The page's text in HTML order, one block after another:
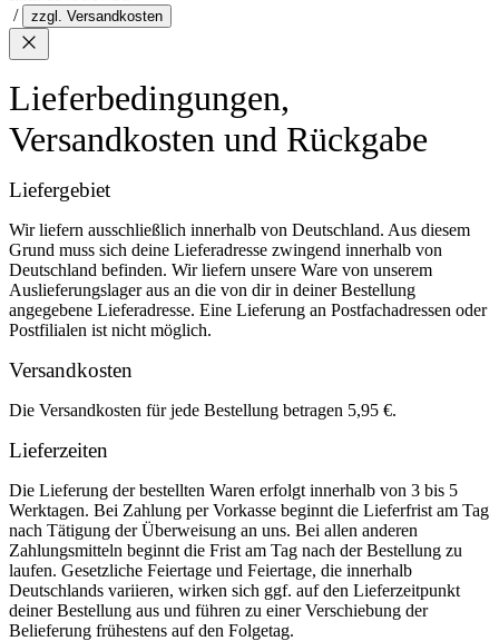
/
zzgl. Versandkosten
Lieferbedingungen,
Versandkosten und Rückgabe
Liefergebiet
Wir liefern ausschließlich innerhalb von Deutschland. Aus diesem
Grund muss sich deine Lieferadresse zwingend innerhalb von
Deutschland befinden. Wir liefern unsere Ware von unserem
Auslieferungslager aus an die von dir in deiner Bestellung
angegebene Lieferadresse. Eine Lieferung an Postfachadressen oder
Postfilialen ist nicht möglich.
Versandkosten
Die Versandkosten für jede Bestellung betragen 5,95 €.
Lieferzeiten
Die Lieferung der bestellten Waren erfolgt innerhalb von 3 bis 5
Werktagen. Bei Zahlung per Vorkasse beginnt die Lieferfrist am Tag
nach Tätigung der Überweisung an uns. Bei allen anderen
Zahlungsmitteln beginnt die Frist am Tag nach der Bestellung zu
laufen. Gesetzliche Feiertage und Feiertage, die innerhalb
Deutschlands variieren, wirken sich ggf. auf den Lieferzeitpunkt
deiner Bestellung aus und führen zu einer Verschiebung der
Belieferung frühestens auf den Folgetag.